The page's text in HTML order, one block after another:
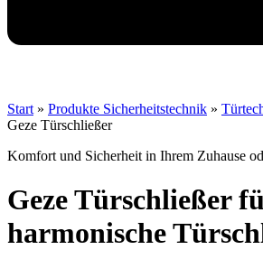
Start » Produkte Sicherheitstechnik »
Geze Türschließer
Komfort und Sicherheit in Ihrem Zuhause
Geze Türschließer
harmonische